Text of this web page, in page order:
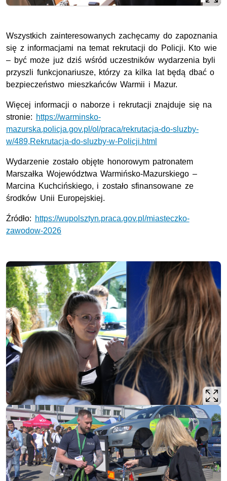
Wszystkich zainteresowanych zachęcamy do zapoznania
się z informacjami na temat rekrutacji do Policji. Kto wie
– być może już dziś wśród uczestników wydarzenia byli
przyszli funkcjonariusze, którzy za kilka lat będą dbać o
bezpieczeństwo mieszkańców Warmii i Mazur.
Więcej informacji o naborze i rekrutacji znajduje się na
stronie: https://warminsko-
mazurska.policja.gov.pl/ol/praca/rekrutacja-do-sluzby-
w/489,Rekrutacja-do-sluzby-w-Policji.html
Wydarzenie zostało objęte honorowym patronatem
Marszałka Województwa Warmińsko-Mazurskiego –
Marcina Kuchcińskiego, i zostało sfinansowane ze
środków Unii Europejskiej.
Źródło: https://wupolsztyn.praca.gov.pl/miasteczko-
zawodow-2026